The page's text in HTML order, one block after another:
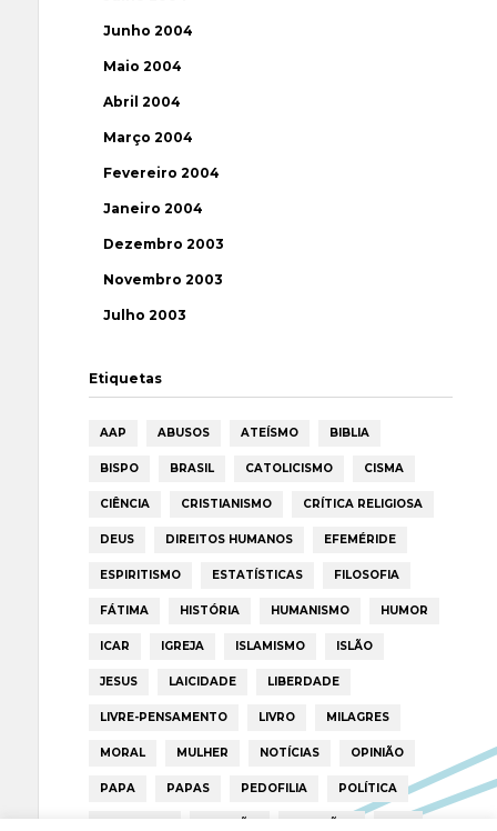
Junho 2004
Maio 2004
Abril 2004
Março 2004
Fevereiro 2004
Janeiro 2004
Dezembro 2003
Novembro 2003
Julho 2003
Etiquetas
AAP ABUSOS ATEÍSMO BIBLIA
BISPO BRASIL CATOLICISMO CISMA
CIÊNCIA CRISTIANISMO CRÍTICA RELIGIOSA
DEUS DIREITOS HUMANOS EFEMÉRIDE
ESPIRITISMO ESTATÍSTICAS FILOSOFIA
FÁTIMA HISTÓRIA HUMANISMO HUMOR
ICAR IGREJA ISLAMISMO ISLÃO
JESUS LAICIDADE LIBERDADE
LIVRE-PENSAMENTO LIVRO MILAGRES
MORAL MULHER NOTÍCIAS OPINIÃO
PAPA PAPAS PEDOFILIA POLÍTICA
PORTUGAL RELIGIÃO RELIGIÕES RTP